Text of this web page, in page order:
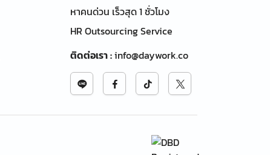
หาคนด่วน เร็วสุด 1 ชั่วโมง
HR Outsourcing Service
ติดต่อเรา:info@daywork.co